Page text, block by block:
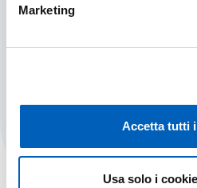
Marketing
Accetta tutti
Usa solo i
Scientifiche
ScientificheEmanato con